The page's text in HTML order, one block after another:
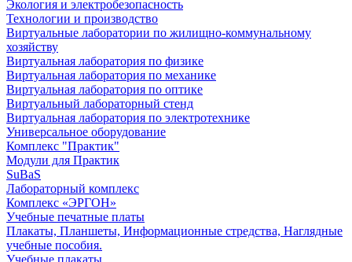
Экология и электробезопасность
Технологии и производство
Виртуальные лаборатории по жилищно-коммунальному
хозяйству
Виртуальная лаборатория по физике
Виртуальная лаборатория по механике
Виртуальная лаборатория по оптике
Виртуальный лабораторный стенд
Виртуальная лаборатория по электротехнике
Универсальное оборудование
Комплекс "Практик"
Модули для Практик
SuBaS
Лабораторный комплекс
Комплекс «ЭРГОН»
Учебные печатные платы
Плакаты, Планшеты, Информационные стредства, Наглядные
учебные пособия.
Учебные плакаты